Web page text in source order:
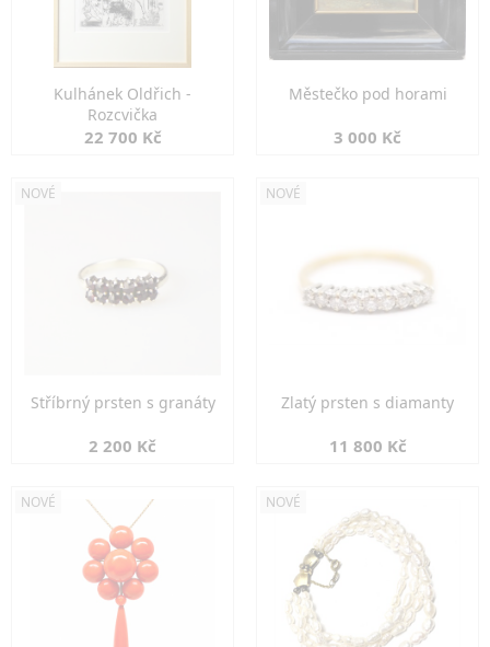
Kulhánek Oldřich -
Rozcvička
22 700 Kč
Městečko pod horami
3 000 Kč
NOVÉ
Stříbrný prsten s granáty
2 200 Kč
NOVÉ
Zlatý prsten s diamanty
11 800 Kč
NOVÉ NOVÉ